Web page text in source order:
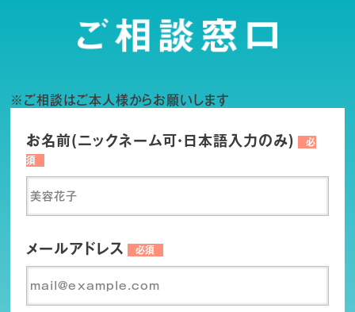
※ご相談はご本人様からお願いします
お名前(ニックネーム可・日本語入力のみ)
必
須
メールアドレス 必須